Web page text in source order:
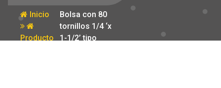
Inicio
Producto
Bolsa con 80
tornillos 1/4 ‘x
1-1/2’ tipo